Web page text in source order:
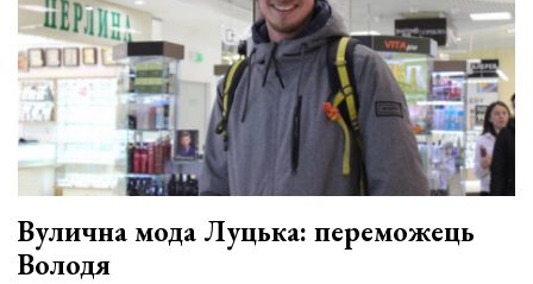
Вулична мода Луцька: переможець
Володя